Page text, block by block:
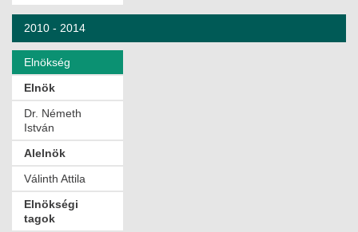
2010 - 2014
Elnökség
Elnök
Dr. Németh
István
Alelnök
Válinth Attila
Elnökségi
tagok